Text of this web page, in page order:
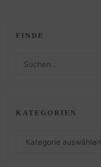
FINDE
Suchen
KATEGORIEN